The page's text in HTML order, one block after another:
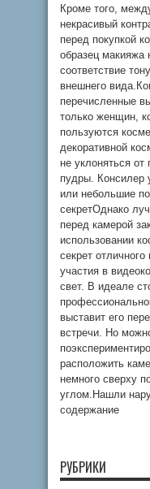
Кроме того,
некрасивый
перед покупкой
образец макияжа
соответствие
внешнего
перечисленные
только женщин,
пользуются
декоративной
не уклоняться
пудры. Консилер
или небольшие
секретОднако
перед камерой
использовании
секрет
участия в
свет. В идеале
выставит его
встречи. Но
расположить
немного сверху
углом.Нашли
содержание
РУБРИКИ